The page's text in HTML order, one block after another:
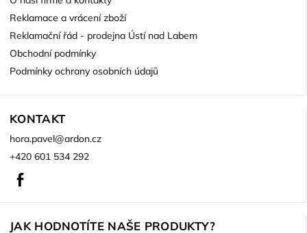
Reklamace a vrácení zboží
Reklamační řád - prodejna Ústí nad Labem
Obchodní podmínky
Podmínky ochrany osobních údajů
KONTAKT
hora.pavel@ardon.cz
+420 601 534 292
JAK HODNOTÍTE NAŠE PRODUKTY?